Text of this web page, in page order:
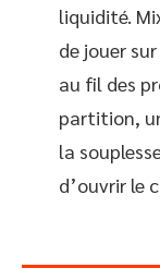
liquidité.
de jouer
au fil des
partition,
la
d’ouvrir le